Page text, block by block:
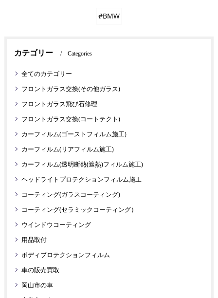
#BMW
カテゴリー Categories
全てのカテゴリー
フロントガラス交換(その他ガラス)
フロントガラス飛び石修理
フロントガラス交換(コートテクト)
カーフィルム(ゴーストフィルム施工)
カーフィルム(リアフィルム施工)
カーフィルム(透明断熱(遮熱)フィルム施工)
ヘッドライトプロテクションフィルム施工
コーティング(ガラスコーティング)
コーティング(セラミックコーティング）
ウインドウコーティング
用品取付
ボディプロテクションフィルム
車の販売買取
岡山市の車